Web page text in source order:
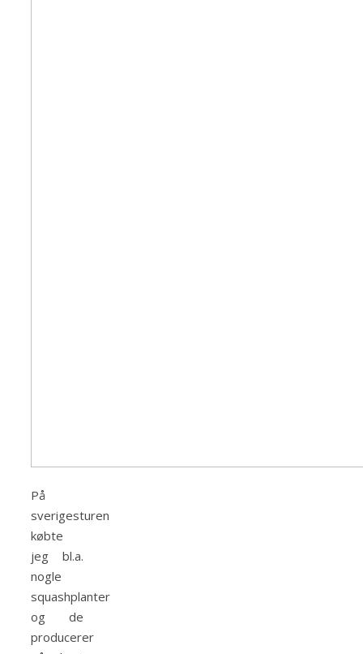
På
sverigesturen
købte
jeg bl.a.
nogle
squashplanter
og de
producerer